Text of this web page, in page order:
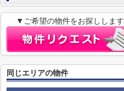
▼ご希望の物件をお探しします
同じエリアの物件